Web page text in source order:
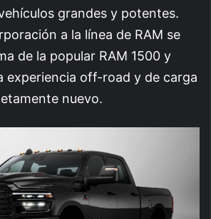
grandes y potentes.
a la línea de RAM se
de la popular RAM 1500 y
experiencia off-road y de carga
nuevo.